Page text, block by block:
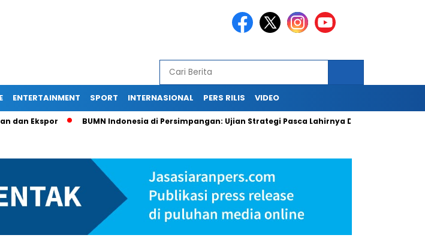
ENTERTAINMENT SPORT INTERNASIONAL PERS RILIS VIDEO
BUMN Indonesia di Persimpangan: Ujian Strategi Pasca Lahirnya Danantara